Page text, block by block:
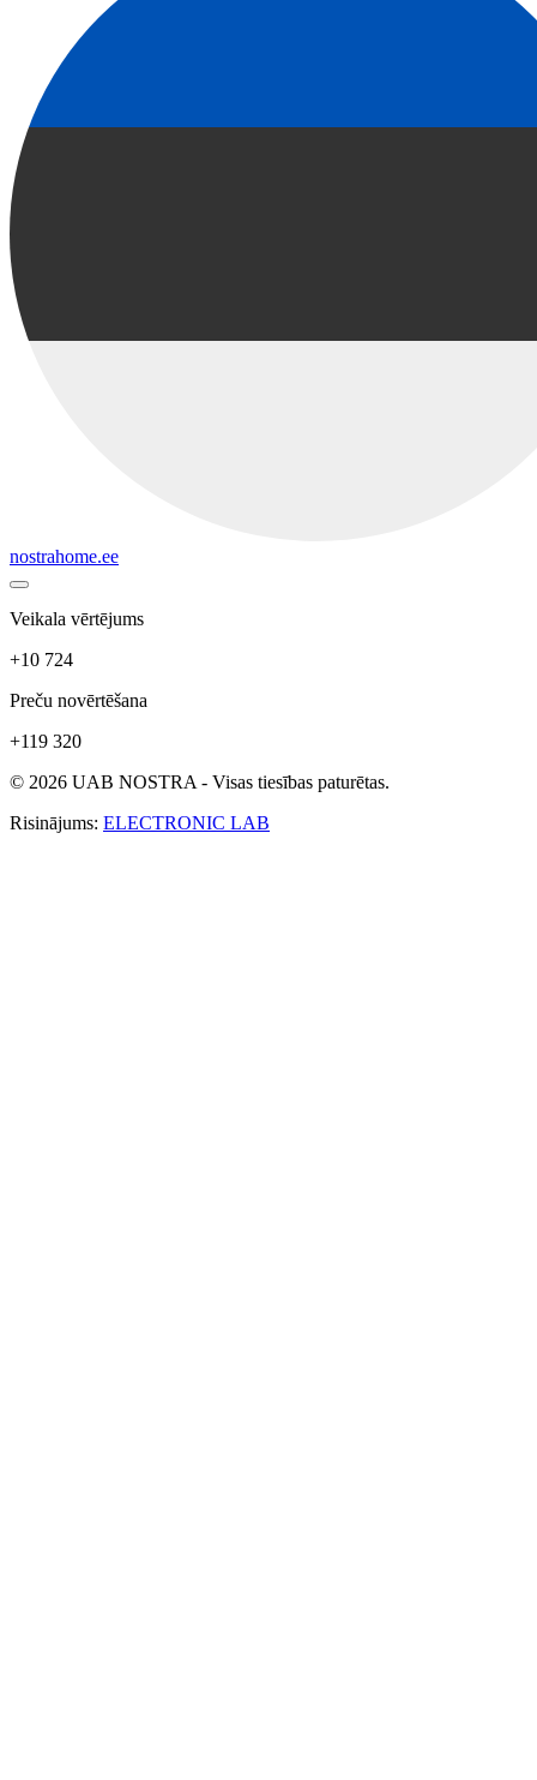
nostrahome.ee
Veikala vērtējums
+10 724
Preču novērtēšana
+119 320
© 2026 UAB NOSTRA - Visas tiesības paturētas.
Risinājums: ELECTRONIC LAB